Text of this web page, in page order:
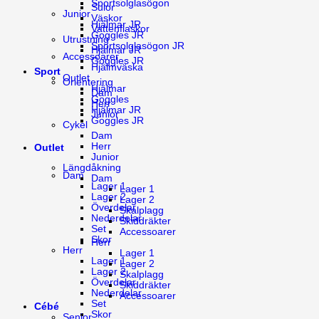
Sportsolglasögon
Junior
Hjälmar JR
Goggles JR
Sportsolglasögon JR
Accessoarer
Hjälmväska
Outlet
Hjälmar
Goggles
Hjälmar JR
Goggles JR
Outlet
Dam
Lager 1
Lager 2
Överdelar
Nederdelar
Set
Skor
Herr
Lager 1
Lager 2
Överdelar
Nederdelar
Set
Skor
Sulor
Väskor
Vattenflaskor
Utrustning
Hjälmar JR
Goggles JR
Sport
Orientering
Dam
Herr
Junior
Cykel
Dam
Herr
Junior
Längdåkning
Dam
Lager 1
Lager 2
Skalplagg
Skiddräkter
Accessoarer
Herr
Lager 1
Lager 2
Skalplagg
Skiddräkter
Accessoarer
Cébé